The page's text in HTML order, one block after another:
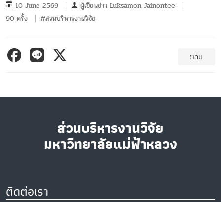
10 June 2569 ผู้เขียนข่าว Luksamon Jainontee
90 ครั้ง
#ส่วนบริหารงานวิจัย
กลับ
ส่วนบริหารงานวิจัย
มหาวิทยาลัยแม่ฟ้าหลวง
ติดต่อเรา